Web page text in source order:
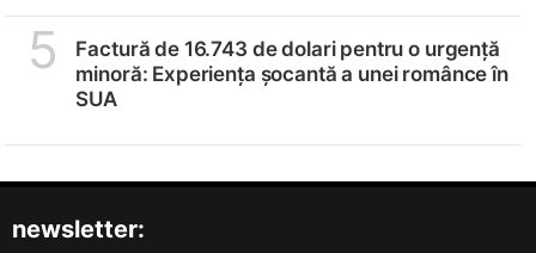
5
Factură de 16.743 de dolari pentru o urgență
minoră: Experiența șocantă a unei românce în
SUA
newsletter: